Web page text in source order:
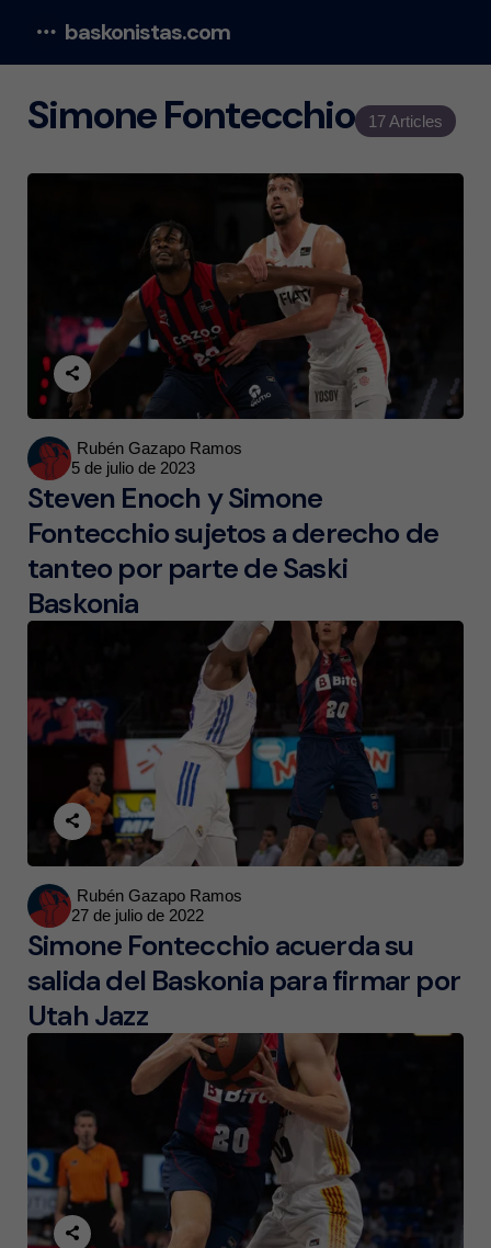
baskonistas.com
17 Articles
Simone Fontecchio
Posted
by
Rubén Gazapo Ramos
5 de julio de 2023
Steven Enoch y Simone
Fontecchio sujetos a derecho de
tanteo por parte de Saski
Baskonia
Posted
by
Rubén Gazapo Ramos
27 de julio de 2022
Simone Fontecchio acuerda su
salida del Baskonia para firmar por
Utah Jazz